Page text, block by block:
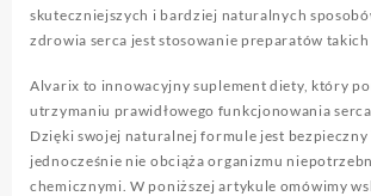
skuteczniejszych i bardziej naturalnych
zdrowia serca jest stosowanie preparatów
Alvarix to innowacyjny suplement diety, który
utrzymaniu prawidłowego funkcjonowania
Dzięki swojej naturalnej formule jest bezpieczny
jednocześnie nie obciąża organizmu
chemicznymi. W poniższej artykule omówimy